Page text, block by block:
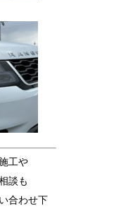
工や
談も
合わせ下